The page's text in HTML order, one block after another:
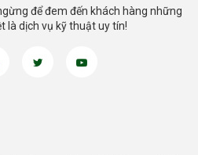
để đem đến khách hàng những
là dịch vụ kỹ thuật uy tín!